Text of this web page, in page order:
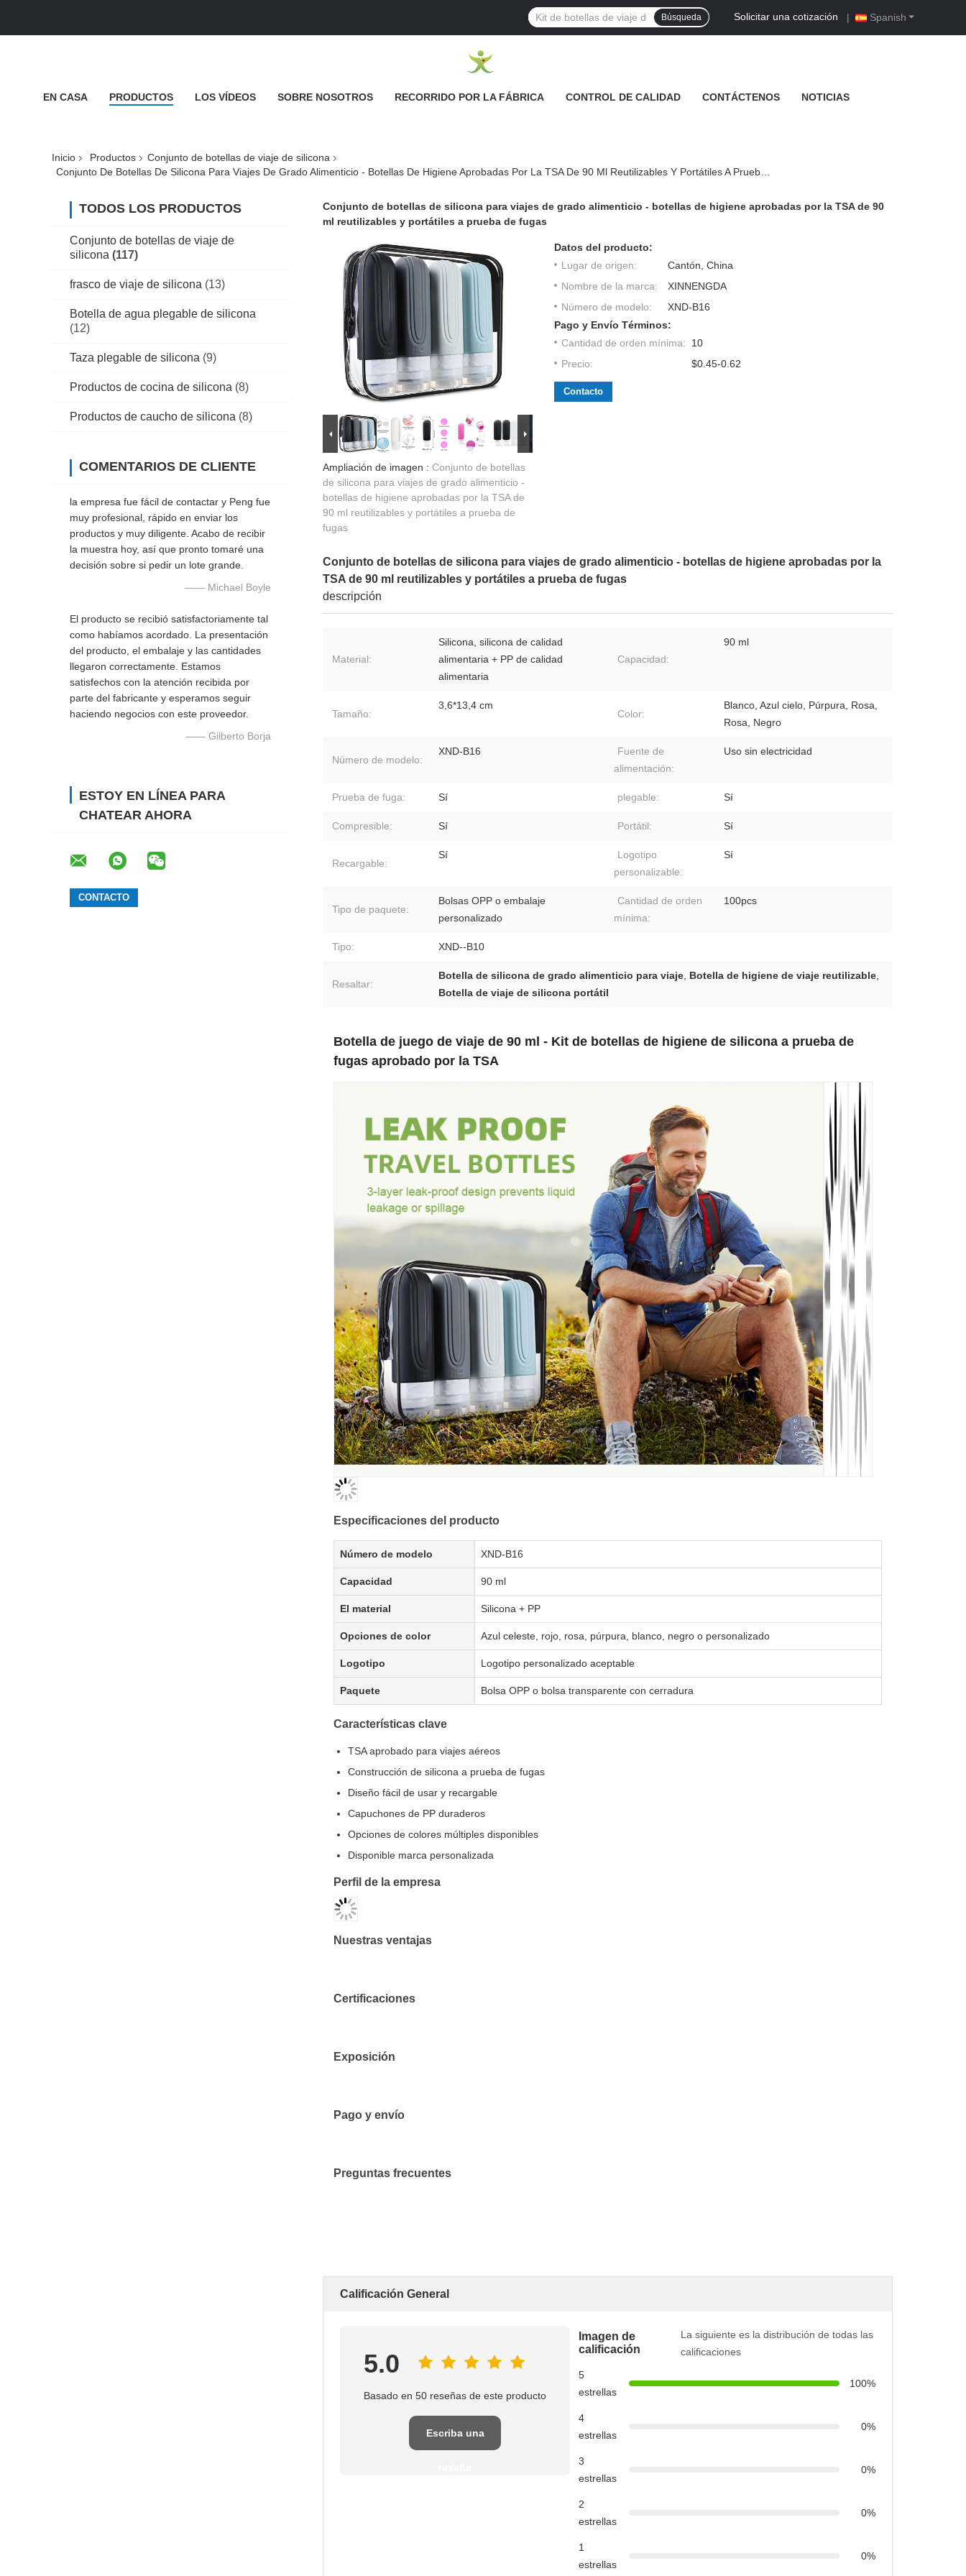
Spanish
Solicitar una cotización |
Búsqueda
EN CASA PRODUCTOS LOS VÍDEOS SOBRE NOSOTROS RECORRIDO POR LA FÁBRICA CONTROL DE CALIDAD CONTÁCTENOS NOTICIAS
Inicio Productos
Conjunto de botellas de viaje de silicona
TODOS LOS PRODUCTOS
Conjunto de botellas de viaje de
silicona (117)
frasco de viaje de silicona (13)
Botella de agua plegable de silicona
(12)
Taza plegable de silicona (9)
Productos de cocina de silicona (8)
Productos de caucho de silicona (8)
COMENTARIOS DE CLIENTE
la empresa fue fácil de contactar y Peng fue
muy profesional, rápido en enviar los
productos y muy diligente. Acabo de recibir
la muestra hoy, así que pronto tomaré una
decisión sobre si pedir un lote grande.
—— Michael Boyle
El producto se recibió satisfactoriamente tal
como habíamos acordado. La presentación
del producto, el embalaje y las cantidades
llegaron correctamente. Estamos
satisfechos con la atención recibida por
parte del fabricante y esperamos seguir
haciendo negocios con este proveedor.
—— Gilberto Borja
ESTOY EN LÍNEA PARA
CHATEAR AHORA
Conjunto de botellas de silicona para viajes de grado alimenticio - botellas de higiene aprobadas por la TSA de 90
ml reutilizables y portátiles a prueba de fugas
Ampliación de imagen : Conjunto de botellas
de silicona para viajes de grado alimenticio -
botellas de higiene aprobadas por la TSA de
90 ml reutilizables y portátiles a prueba de
fugas
Datos del producto:
Lugar de origen:
Cantón, China
Nombre de la marca:
XINNENGDA
Número de modelo:
XND-B16
Pago y Envío Términos:
Cantidad de orden mínima:
10
Precio:
$0.45-0.62
Contacto
Conjunto de botellas de silicona para viajes de grado alimenticio - botellas de higiene aprobadas por la
TSA de 90 ml reutilizables y portátiles a prueba de fugas
descripción
Material:
Silicona, silicona de calidad
alimentaria + PP de calidad
alimentaria
Capacidad:
90 ml
Tamaño:
3,6*13,4 cm
Color:
Blanco, Azul cielo, Púrpura, Rosa,
Rosa, Negro
Número de modelo:
XND-B16
Fuente de
alimentación:
Uso sin electricidad
Prueba de fuga: Sí plegable: Sí
Compresible: Sí Portátil: Sí
Recargable:
Sí
Logotipo
personalizable:
Sí
Tipo de paquete:
Bolsas OPP o embalaje
personalizado
Cantidad de orden
mínima:
100pcs
Tipo: XND--B10
Resaltar:
Botella de silicona de grado alimenticio para viaje Botella de higiene de viaje reutilizable
Botella de viaje de silicona portátil
Botella de juego de viaje de 90 ml - Kit de botellas de higiene de silicona a prueba de
fugas aprobado por la TSA
Especificaciones del producto
Número de modelo XND-B16
Capacidad 90 ml
El material Silicona + PP
Opciones de color Azul celeste, rojo, rosa, púrpura, blanco, negro o personalizado
Logotipo Logotipo personalizado aceptable
Paquete Bolsa OPP o bolsa transparente con cerradura
Características clave
TSA aprobado para viajes aéreos
Construcción de silicona a prueba de fugas
Diseño fácil de usar y recargable
Capuchones de PP duraderos
Opciones de colores múltiples disponibles
Disponible marca personalizada
Perfil de la empresa
Nuestras ventajas
Certificaciones
Exposición
Pago y envío
Preguntas frecuentes
Calificación General
5.0
Basado en 50 reseñas de este producto
Escriba una
Imagen de
calificación
La siguiente es la distribución de todas las
calificaciones
5
estrellas
100%
4
estrellas
0%
3
estrellas
0%
2
estrellas
0%
1
estrellas
0%